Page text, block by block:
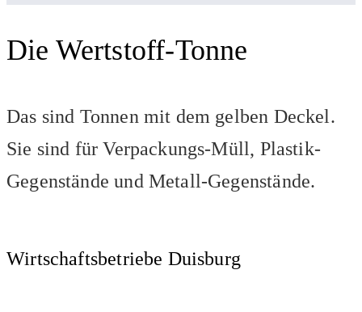
Die Wertstoff-Tonne
Das sind Tonnen mit dem gelben Deckel.
Sie sind für Verpackungs-Müll, Plastik-
Gegenstände und Metall-Gegenstände.
Wirtschaftsbetriebe Duisburg